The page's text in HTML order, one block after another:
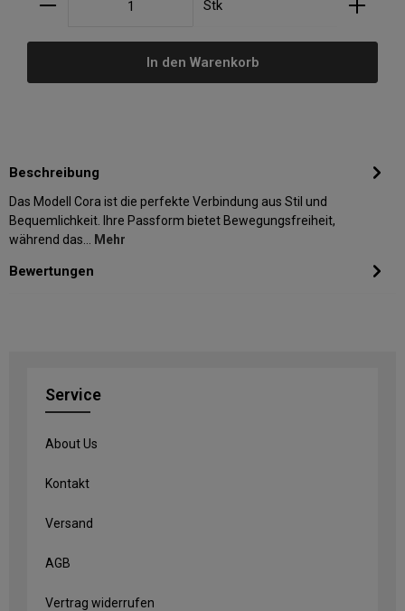
Stk
In den Warenkorb
Beschreibung
Das Modell Cora ist die perfekte Verbindung aus Stil und
Bequemlichkeit. Ihre Passform bietet Bewegungsfreiheit,
während das…
Mehr
Bewertungen
Service
About Us
Kontakt
Versand
AGB
Vertrag widerrufen